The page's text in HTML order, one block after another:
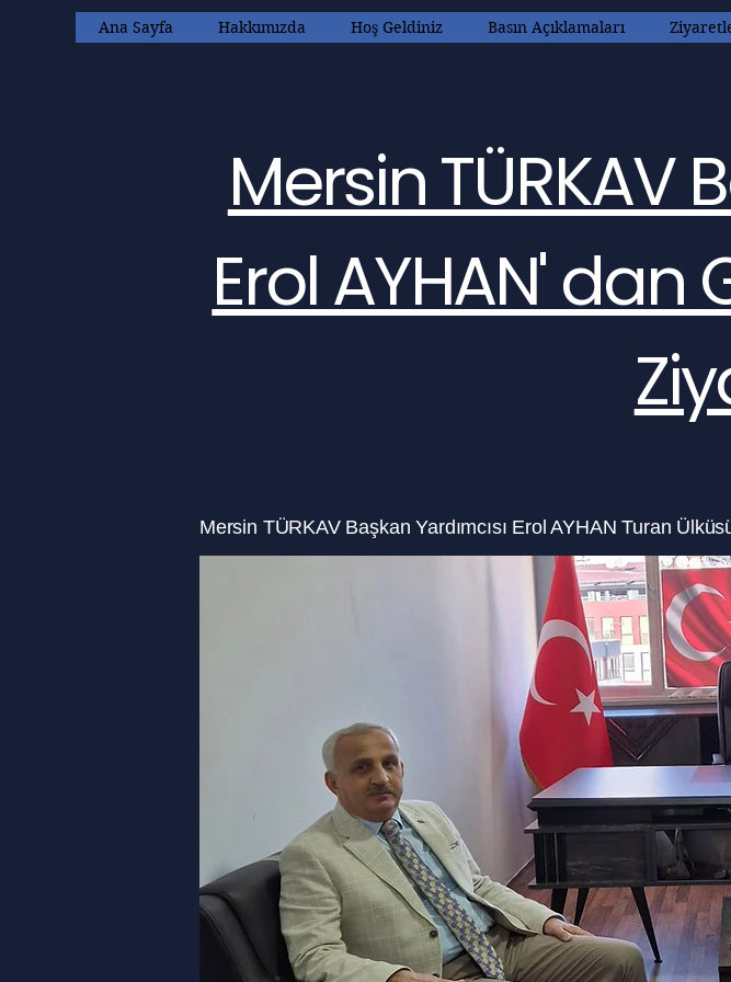
Ana Sayfa Hakkımızda Hoş Geldiniz Basın Açıklamaları
Mersin TÜRKAV
Erol AYHAN' dan
Mersin TÜRKAV Başkan Yardımcısı Erol AYHAN Turan